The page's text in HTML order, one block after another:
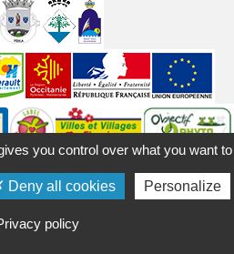
Plan du site
you control over what you want to
Deny all cookies Personalize
policy